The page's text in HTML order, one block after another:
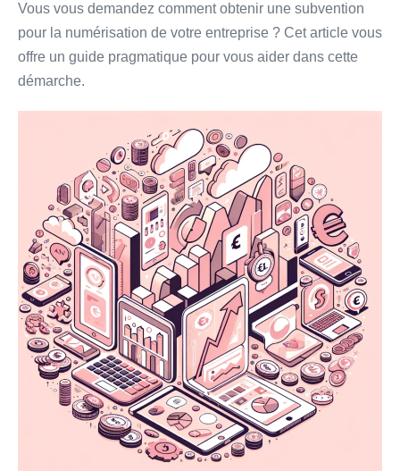
Vous vous demandez comment obtenir une subvention
pour la numérisation de votre entreprise ? Cet article vous
offre un guide pragmatique pour vous aider dans cette
démarche.